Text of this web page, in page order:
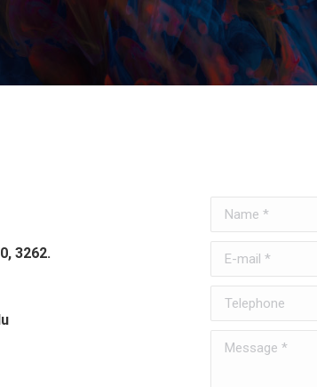
3262.
Name *
E-mail *
Telephone
Message *